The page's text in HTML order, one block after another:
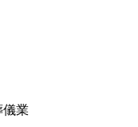
儀業